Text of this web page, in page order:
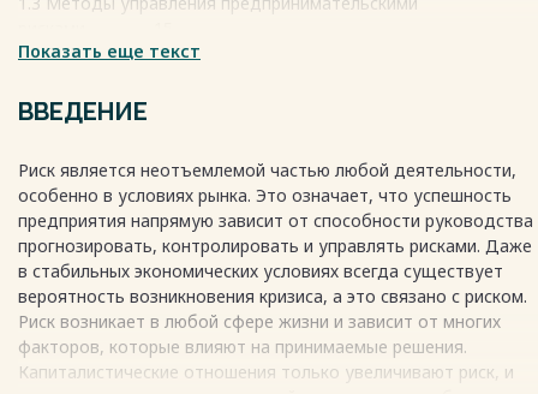
ГЛАВА 2. Анализ управления потенциалом фирмы, как
«Терра»...............................20
2.1. Анализ организационно - экономической деятельности
«Терра».................................................................................................................20
2.2. Анализ финансово-хозяйственной деятельности ООО
«Терра.....21
2.3. Оценка рисков, влияющих на деятельность ООО
«Терра»...........37
ГЛАВА 3. Совершенствование системы управления рисками в
3.1. Разработка программы по непрерывному управлению
рисками в
Показать еще текст
ВВЕДЕНИЕ
Риск является неотъемлемой частью любой деятельности,
особенно в условиях рынка. Это означает, что успешность
предприятия напрямую зависит от способности руководства
прогнозировать, контролировать и управлять рисками. Даже
в стабильных экономических условиях всегда существует
вероятность возникновения кризиса, а это связано с риском.
Риск возникает в любой сфере жизни и зависит от многих
факторов, которые влияют на принимаемые решения.
Капиталистические отношения только увеличивают риск, и